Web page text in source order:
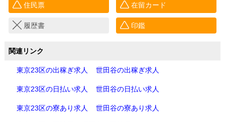
住民票 在留カード
履歴書 印鑑
関連リンク
東京23区の出稼ぎ求人 世田谷の出稼ぎ求人
東京23区の日払い求人 世田谷の日払い求人
東京23区の寮あり求人 世田谷の寮あり求人